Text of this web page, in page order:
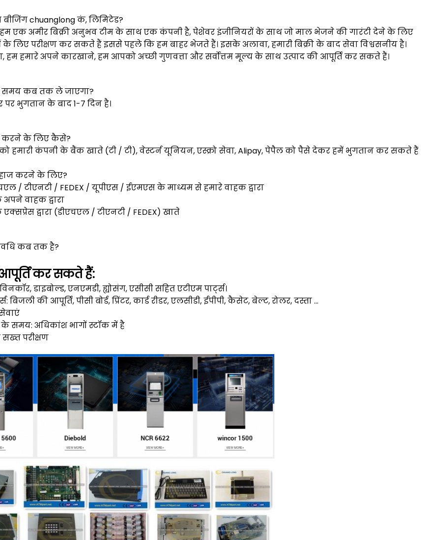
chuanglong कं, लिमिटेड?
एक अमीर बिक्री अनुभव टीम के साथ एक कंपनी है, पेशेवर इंजीनियरों के साथ जो माल भेजने की गारंटी देने के लिए
के लिए परीक्षण कर सकते हैं इससे पहले कि हम बाहर भेजते हैं। इसके अलावा, हमारी बिक्री के बाद सेवा विश्वसनीय है।
हम हमारे अपने कारखाने, हम आपको अच्छी गुणवत्ता और सर्वोत्तम मूल्य के साथ उत्पाद की आपूर्ति कर सकते हैं।
समय कब तक ले जाएगा?
भुगतान के बाद 1-7 दिन है।
करने के लिए कैसे?
को हमारी कंपनी के बैंक खाते (टी / टी), वेस्टर्न यूनियन, एस्क्रो सेवा, Alipay, पेपैल को पैसे देकर हमें भुगतान कर सकते हैं
करने के लिए?
/ टीएनटी / FEDEX / यूपीएस / ईएमएस के माध्यम से हमारे वाहक द्वारा
वाहक द्वारा
द्वारा (डीएचएल / टीएनटी / FEDEX) खाते
कब तक है?
कर सकते हैं:
डाइबोल्ड, एनएमडी, ह्योसंग, एसीसी सहित एटीएम पार्ट्स।
बिजली की आपूर्ति, पीसी बोर्ड, प्रिंटर, कार्ड रीडर, एलसीडी, ईपीपी, कैसेट, बेल्ट, रोलर, दस्ता ...
समय: अधिकांश भागों स्टॉक में है
सख्त परीक्षण